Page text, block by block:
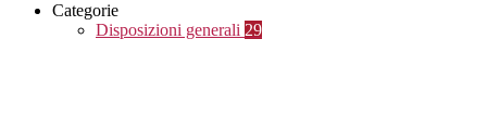
Categorie
Disposizioni generali 29